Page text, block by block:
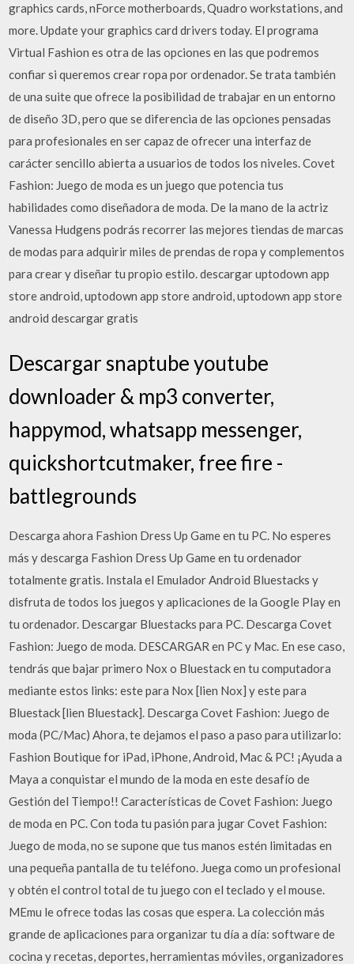
graphics cards, nForce motherboards, Quadro workstations, and
more. Update your graphics card drivers today. El programa
Virtual Fashion es otra de las opciones en las que podremos
confiar si queremos crear ropa por ordenador. Se trata también
de una suite que ofrece la posibilidad de trabajar en un entorno
de diseño 3D, pero que se diferencia de las opciones pensadas
para profesionales en ser capaz de ofrecer una interfaz de
carácter sencillo abierta a usuarios de todos los niveles. Covet
Fashion: Juego de moda es un juego que potencia tus
habilidades como diseñadora de moda. De la mano de la actriz
Vanessa Hudgens podrás recorrer las mejores tiendas de marcas
de modas para adquirir miles de prendas de ropa y complementos
para crear y diseñar tu propio estilo. descargar uptodown app
store android, uptodown app store android, uptodown app store
android descargar gratis
Descargar snaptube youtube
downloader & mp3 converter,
happymod, whatsapp messenger,
quickshortcutmaker, free fire -
battlegrounds
Descarga ahora Fashion Dress Up Game en tu PC. No esperes
más y descarga Fashion Dress Up Game en tu ordenador
totalmente gratis. Instala el Emulador Android Bluestacks y
disfruta de todos los juegos y aplicaciones de la Google Play en
tu ordenador. Descargar Bluestacks para PC. Descarga Covet
Fashion: Juego de moda. DESCARGAR en PC y Mac. En ese caso,
tendrás que bajar primero Nox o Bluestack en tu computadora
mediante estos links: este para Nox [lien Nox] y este para
Bluestack [lien Bluestack]. Descarga Covet Fashion: Juego de
moda (PC/Mac) Ahora, te dejamos el paso a paso para utilizarlo:
Fashion Boutique for iPad, iPhone, Android, Mac & PC! ¡Ayuda a
Maya a conquistar el mundo de la moda en este desafío de
Gestión del Tiempo!! Características de Covet Fashion: Juego
de moda en PC. Con toda tu pasión para jugar Covet Fashion:
Juego de moda, no se supone que tus manos estén limitadas en
una pequeña pantalla de tu teléfono. Juega como un profesional
y obtén el control total de tu juego con el teclado y el mouse.
MEmu le ofrece todas las cosas que espera. La colección más
grande de aplicaciones para organizar tu día a día: software de
cocina y recetas, deportes, herramientas móviles, organizadores